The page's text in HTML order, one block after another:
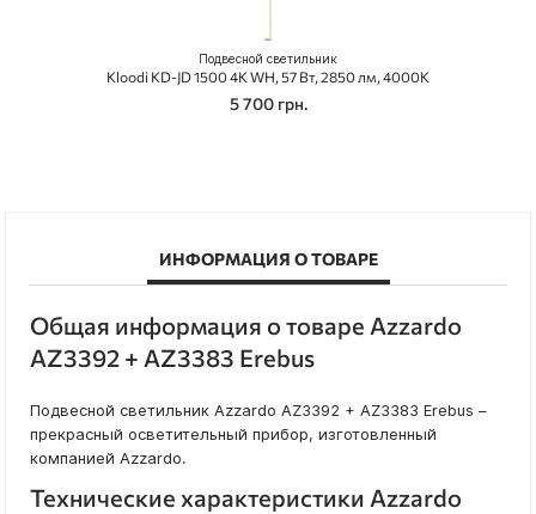
Подвесной светильник
Kloodi KD-JD 1500 4K WH, 57 Вт, 2850 лм, 4000K
5 700 грн.
ИНФОРМАЦИЯ О ТОВАРЕ
Общая информация о товаре Azzardo
AZ3392 + AZ3383 Erebus
Подвесной светильник Azzardo AZ3392 + AZ3383 Erebus –
прекрасный осветительный прибор, изготовленный
компанией Azzardo.
Технические характеристики Azzardo